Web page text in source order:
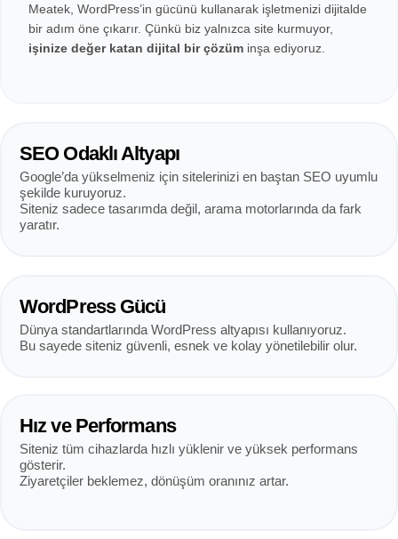
Meatek, WordPress’in gücünü kullanarak işletmenizi dijitalde
bir adım öne çıkarır. Çünkü biz yalnızca site kurmuyor,
işinize değer katan dijital bir çözüm inşa ediyoruz.
SEO Odaklı Altyapı
Google’da yükselmeniz için sitelerinizi en baştan SEO uyumlu
şekilde kuruyoruz.
Siteniz sadece tasarımda değil, arama motorlarında da fark
yaratır.
WordPress Gücü
Dünya standartlarında WordPress altyapısı kullanıyoruz.
Bu sayede siteniz güvenli, esnek ve kolay yönetilebilir olur.
Hız ve Performans
Siteniz tüm cihazlarda hızlı yüklenir ve yüksek performans
gösterir.
Ziyaretçiler beklemez, dönüşüm oranınız artar.